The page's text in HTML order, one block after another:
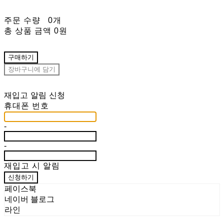
주문 수량
0개
총 상품 금액 0원
구매하기
장바구니에 담기
재입고 알림 신청
휴대폰 번호
-
-
재입고 시 알림
신청하기
페이스북
네이버 블로그
라인